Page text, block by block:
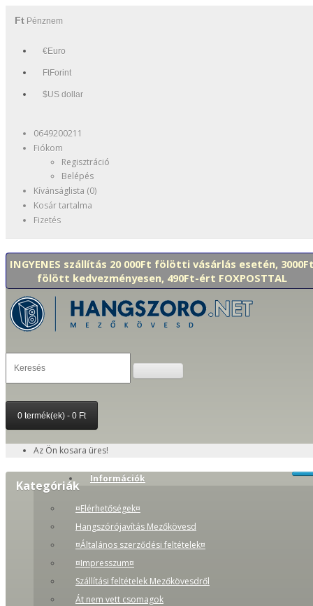
Ft Pénznem
€Euro
FtForint
$US dollar
0649200211
Fiókom
Regisztráció
Belépés
Kívánságlista (0)
Kosár tartalma
Fizetés
INGYENES szállítás 20 000Ft fölötti vásárlás esetén,
fölött kedvezményesen, 490Ft-ért FOXPOSTTAL
0 termék(ek) - 0 Ft
Az Ön kosara üres!
Kategóriák Információk
¤Elérhetőségek¤
Hangszórójavítás Mezőkövesd
¤Általános szerződési feltételek¤
¤Impresszum¤
Szállítási feltételek Mezőkövesdről
Át nem vett csomagok